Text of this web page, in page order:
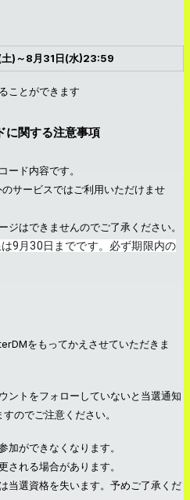
)～8月31日(水)23:59
ことができます
関する注意事項
ード内容です。
サービスではご利用いただけませ
ジはできませんのでご了承ください。
9月30日までです。必ず期限内の
をもってかえさせていただきま
ントをフォローしていないと当選通知
のでご注意ください。
加ができなくなります。
される場合があります。
当選資格を失います。予めご了承くだ